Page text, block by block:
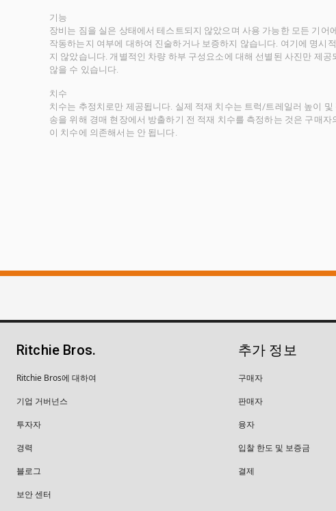
기능
장비는 짐을 실은 상태에서 테스트되지 않았으며 사용 가능한 모든 기
작동하는지 여부에 대하여 진술하거나 보증하지 않습니다. 여기에 명시
지 않았습니다. 개별적인 차량 하부 구성요소에 대해 선별된 사진만 제
않을 수 있습니다.
치수
치수는 추정치로만 제공됩니다. 실제 적재 치수는 트럭/트레일러 높이
송을 위해 경매 현장에서 방출하기 전 적재 치수를 측정하는 것은 구매
이 치수에 의존해서는 안 됩니다.
Ritchie Bros.
Ritchie Bros에 대하여
기업 거버넌스
투자자
경력
블로그
보안 센터
추가 정보
구매자
판매자
융자
입찰 한도 및 보증금
결제